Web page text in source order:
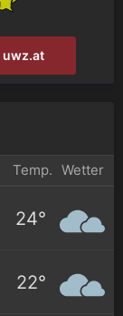
uwz.at
Temp. Wetter
24°
22°